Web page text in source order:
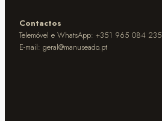
Contactos
Telemóvel e WhatsApp: +351 965 084 235
E-mail: geral@manuseado.pt